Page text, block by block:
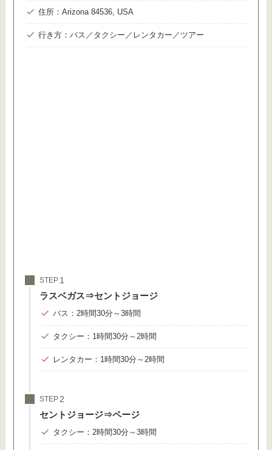
住所：Arizona 84536, USA
行き方：バス／タクシー／レンタカー／ツアー
STEP
ラスベガス⇒セントジョージ
バス：2時間30分～3時間
タクシー：1時間30分～2時間
レンタカー：1時間30分～2時間
STEP
セントジョージ⇒ページ
タクシー：2時間30分～3時間